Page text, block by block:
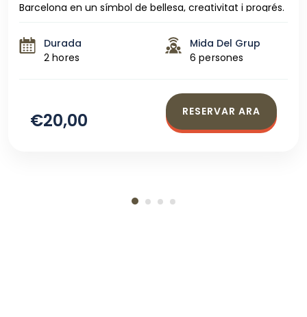
Barcelona en un símbol de bellesa, creativitat i progrés.
Durada
2 hores
Mida Del Grup
6 persones
€20,00 RESERVAR ARA